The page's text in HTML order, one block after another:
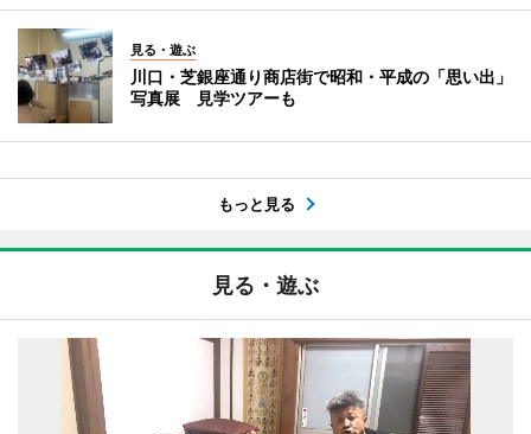
見る・遊ぶ
川口・芝銀座通り商店街で昭和・平成の「思い出」
写真展 見学ツアーも
もっと見る
見る・遊ぶ